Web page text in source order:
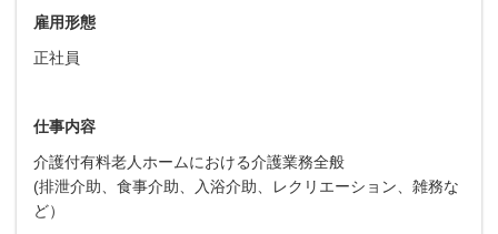
雇用形態
正社員
仕事内容
介護付有料老人ホームにおける介護業務全般
(排泄介助、食事介助、入浴介助、レクリエーション、雑務な
ど）